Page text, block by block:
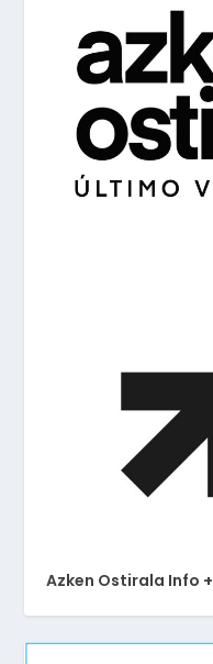
Azken Ostirala Info +